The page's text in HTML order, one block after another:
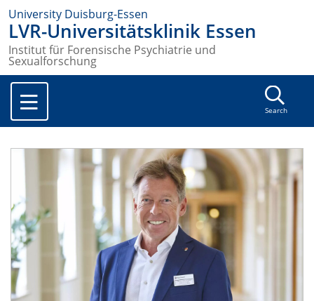
University Duisburg-Essen
LVR-Universitätsklinik Essen
Institut für Forensische Psychiatrie und
Sexualforschung
Search